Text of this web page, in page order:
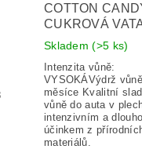
COTTON
CUKROVÁ
Skladem(>5 ks)
Intenzita vůně:
VYSOKÁVýdrž
měsíce Kvalitní
vůně do auta v
intenzivním a
účinkem z
materiálů.